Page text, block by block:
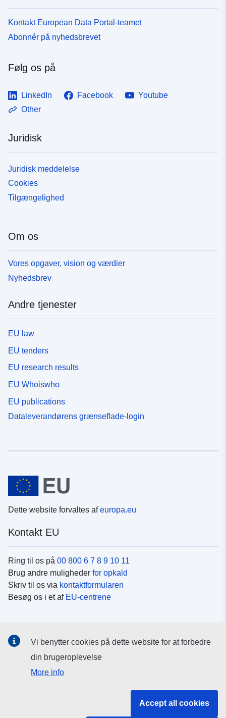
Kontakt European Data Portal-teamet
Abonnér på nyhedsbrevet
Følg os på
LinkedIn Facebook
Youtube
Other
Juridisk
Juridisk meddelelse
Cookies
Tilgængelighed
Om os
Vores opgaver, vision og værdier
Nyhedsbrev
Andre tjenester
EU law
EU tenders
EU research results
EU Whoiswho
EU publications
Dataleverandørens grænseflade-login
Dette website forvaltes afeuropa.eu
Kontakt EU
Ring til os på 00 800 6 7 8 9 10 11
Brug andre muligheder for opkald
Skriv til os via kontaktformularen
Besøg os i et af EU-centrene
Søg efter EU's sider påsociale medier
EU-institutioner og -organer
Vi benytter cookies på dette website for at forbedre
din brugeroplevelse
More info
Accept all cookies